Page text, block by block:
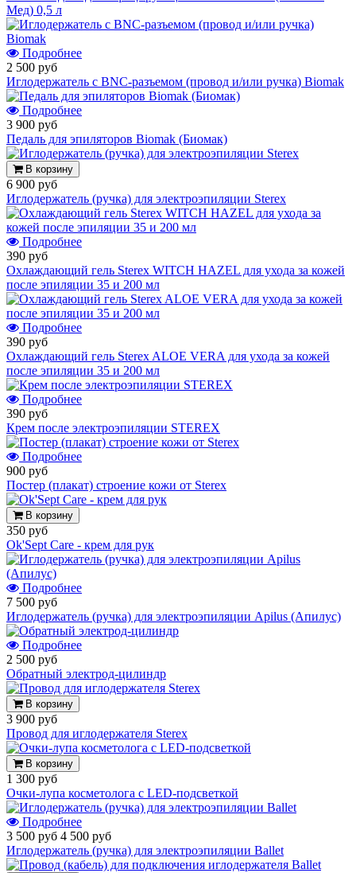
Мед) 0,5 л
Подробнее
2 500 руб
Иглодержатель с BNC-разъемом (провод и/или ручка) Biomak
Подробнее
3 900 руб
Педаль для эпиляторов Biomak (Биомак)
В корзину
6 900 руб
Иглодержатель (ручка) для электроэпиляции Sterex
Подробнее
390 руб
Охлаждающий гель Sterex WITCH HAZEL для ухода за кожей
после эпиляции 35 и 200 мл
Подробнее
390 руб
Охлаждающий гель Sterex ALOE VERA для ухода за кожей
после эпиляции 35 и 200 мл
Подробнее
390 руб
Крем после электроэпиляции STEREX
Подробнее
900 руб
Постер (плакат) строение кожи от Sterex
В корзину
350 руб
Ok'Sept Care - крем для рук
Подробнее
7 500 руб
Иглодержатель (ручка) для электроэпиляции Apilus (Апилус)
Подробнее
2 500 руб
Обратный электрод-цилиндр
В корзину
3 900 руб
Провод для иглодержателя Sterex
В корзину
1 300 руб
Очки-лупа косметолога с LED-подсветкой
Подробнее
3 500 руб 4 500 руб
Иглодержатель (ручка) для электроэпиляции Ballet